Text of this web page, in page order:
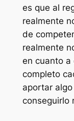
es que al
realmente
de
realmente
en cuanto a
completo
aportar
conseguirlo